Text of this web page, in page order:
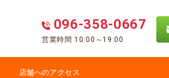
096-358-0667
営業時間 10:00～19:00
店舗へのアクセス